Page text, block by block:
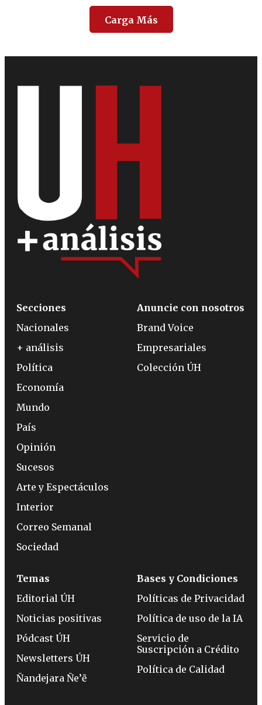
Carga Más
Secciones
Nacionales
+ análisis
Política
Economía
Mundo
País
Opinión
Sucesos
Arte y Espectáculos
Interior
Correo Semanal
Sociedad
Anuncie con nosotros
Brand Voice
Empresariales
Colección ÚH
Temas
Editorial ÚH
Noticias positivas
Pódcast ÚH
Newsletters ÚH
Ñandejara Ñe’ẽ
Bases y Condiciones
Políticas de Privacidad
Política de uso de la IA
Servicio de
Suscripción a Crédito
Política de Calidad